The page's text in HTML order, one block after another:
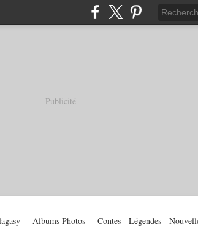
Publicité
Albums Photos Contes - Légendes -